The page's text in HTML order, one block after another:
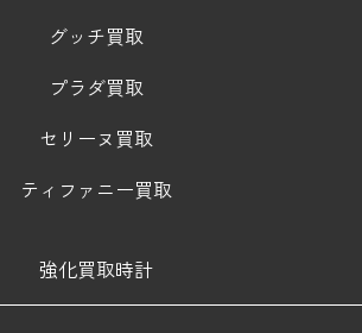
グッチ買取
プラダ買取
セリーヌ買取
ティファニー買取
強化買取時計